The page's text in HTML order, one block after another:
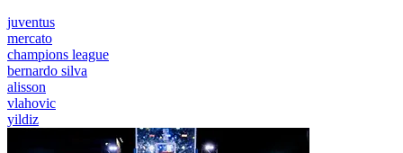
juventus
mercato
champions league
bernardo silva
alisson
vlahovic
yildiz